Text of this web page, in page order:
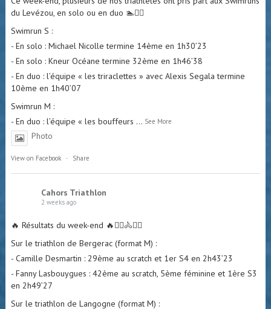
du Levézou, en solo ou en duo 🏊🏃‍♂️
Swimrun S :
- En solo : Michael Nicolle termine 14ème en 1h30’23
- En solo : Kneur Océane termine 32ème en 1h46’38
- En duo : l’équipe « les triraclettes » avec Alexis Segala termine
10ème en 1h40’07
Swimrun M :
- En duo : l’équipe « les bouffeurs ... See More
Photo
View on Facebook · Share
Cahors Triathlon
2 weeks ago
🔥 Résultats du week-end 🔥🏊‍♀️🚴🏃‍♂️
Sur le triathlon de Bergerac (format M) :
- Camille Desmartin : 29ème au scratch et 1er S4 en 2h43’23
- Fanny Lasbouygues : 42ème au scratch, 5ème féminine et 1ère S3
en 2h49’27
Sur le triathlon de Langogne (format M) :